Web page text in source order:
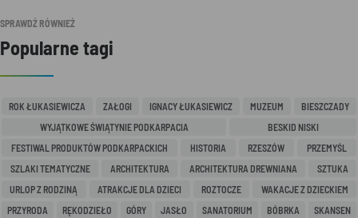
SPRAWDŹ RÓWNIEŻ
Popularne tagi
ROK ŁUKASIEWICZA ZAŁOGI IGNACY ŁUKASIEWICZ MUZEUM
BIESZCZADY
WYJĄTKOWE ŚWIĄTYNIE PODKARPACIA
BESKID NISKI
FESTIWAL PRODUKTÓW PODKARPACKICH
HISTORIA RZESZÓW
PRZEMYŚL
SZLAKI TEMATYCZNE
ARCHITEKTURA ARCHITEKTURA DREWNIANA
SZTUKA
URLOP Z RODZINĄ
ATRAKCJE DLA DZIECI ROZTOCZE
WAKACJE Z DZIECKIEM
PRZYRODA
RĘKODZIEŁO GÓRY JASŁO SANATORIUM BÓBRKA
SKANSEN